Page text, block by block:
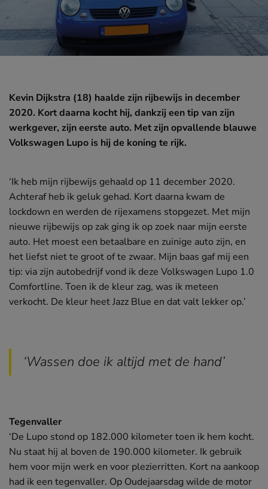
Powered by OOMT
OOMT is er voor iedereen in de mobiliteitsbranche.
stimuleren wij door middel van programma’s en projecten
de (talent)ontwikkeling en opleiding van medewerkers en
bedrijven. Samen brengen wij de branche verder!
Kevin Dijkstra (18) haalde zijn rijbewijs in december
2020. Kort daarna kocht hij, dankzij een tip van zijn
werkgever, zijn eerste auto. Met zijn opvallende blauwe
Volkswagen Lupo is hij de koning te rijk.
‘Ik heb mijn rijbewijs gehaald op 11 december 2020.
Achteraf heb ik geluk gehad. Kort daarna kwam de
lockdown en werden de rijexamens stopgezet. Met mijn
nieuwe rijbewijs op zak ging ik op zoek naar mijn eerste
auto. Het moest een betaalbare en zuinige auto zijn, en
het liefst niet te groot of te zwaar. Mijn baas gaf mij een
tip: via zijn autobedrijf vond ik deze Volkswagen Lupo 1.0
Comfortline. Toen ik de kleur zag, was ik meteen
verkocht. De kleur heet Jazz Blue en dat valt lekker op.’
‘Wassen doe ik altijd met de hand’
Tegenvaller
‘De Lupo stond op 182.000 kilometer toen ik hem kocht.
Nu staat hij al boven de 190.000 kilometer. Ik gebruik
hem voor mijn werk en voor plezierritten. Kort na aankoop
had ik een tegenvaller. Op Oudejaarsdag wilde de motor